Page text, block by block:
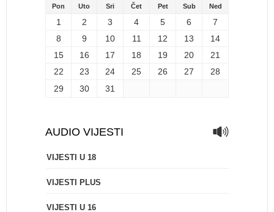
Pon Uto Sri Čet Pet Sub Ned
1 2 3 4 5 6
7
8
9 10 11 12 13
14
15
16 17 18 19 20
21
22
23 24 25 26 27
28
29
30 31
AUDIO VIJESTI
VIJESTI U 18
VIJESTI PLUS
VIJESTI U 16